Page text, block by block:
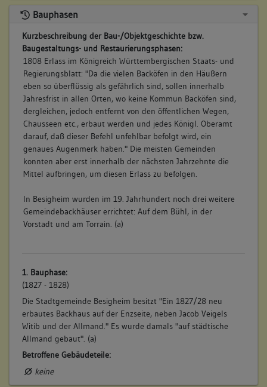
Bauphasen
Kurzbeschreibung der Bau-/Objektgeschichte bzw.
Baugestaltungs- und Restaurierungsphasen:
1808 Erlass im Königreich Württembergischen Staats- und
Regierungsblatt: "Da die vielen Backöfen in den Häußern
eben so überflüssig als gefährlich sind, sollen innerhalb
Jahresfrist in allen Orten, wo keine Kommun Backöfen sind,
dergleichen, jedoch entfernt von den öffentlichen Wegen,
Chausseen etc., erbaut werden und jedes Königl. Oberamt
darauf, daß dieser Befehl unfehlbar befolgt wird, ein
genaues Augenmerk haben." Die meisten Gemeinden
konnten aber erst innerhalb der nächsten Jahrzehnte die
Mittel aufbringen, um diesen Erlass zu befolgen.
In Besigheim wurden im 19. Jahrhundert noch drei weitere
Gemeindebackhäuser errichtet: Auf dem Bühl, in der
Vorstadt und am Torrain. (a)
1. Bauphase:
(1827 - 1828)
Die Stadtgemeinde Besigheim besitzt "Ein 1827/28 neu
erbautes Backhaus auf der Enzseite, neben Jacob Veigels
Witib und der Allmand." Es wurde damals "auf städtische
Allmand gebaut". (a)
Betroffene Gebäudeteile:
keine